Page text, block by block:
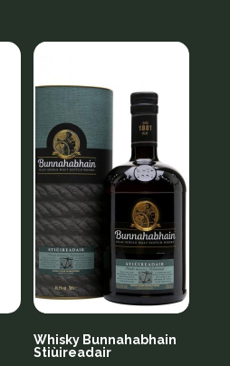
Whisky Bunnahabhain
Stiùireadair